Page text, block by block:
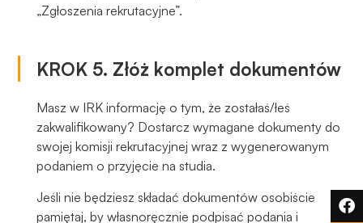
„Zgłoszenia rekrutacyjne”.
KROK 5. Złóż komplet dokumentów
Masz w IRK informację o tym, że zostałaś/łeś
zakwalifikowany? Dostarcz wymagane dokumenty do
swojej komisji rekrutacyjnej wraz z wygenerowanym
podaniem o przyjęcie na studia.
Jeśli nie będziesz składać dokumentów osobiście
pamiętaj, by własnoręcznie podpisać podania i